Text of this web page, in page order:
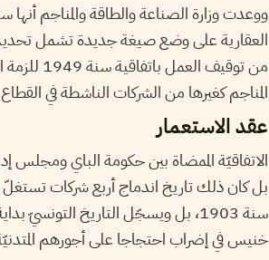
ووعدت وزارة الصناعة والطاقة والمناجم
العقارية على وضع صيغة جديدة تشمل تحديد
من
المناجم كغيرها من الشركات الناشطة في
عقد الاستعمار
بل كان ذلك تاريخ اندماج أربع شركات
خنيس في إضراب احتجاجا على أجورهم